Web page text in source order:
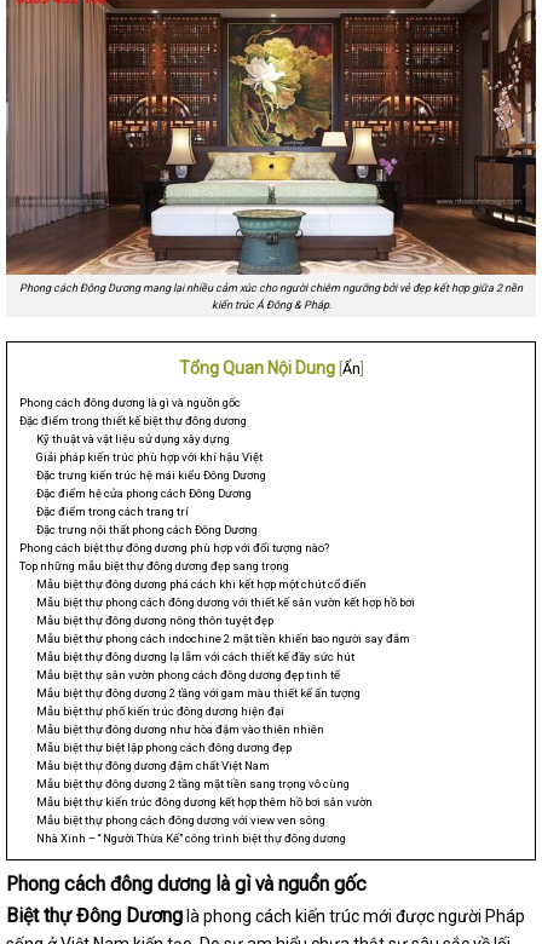
Phong cách Đông Dương mang lại nhiều cảm xúc cho người chiêm ngưỡng bởi vẻ đẹp kết hợp giữa 2 nền
kiến trúc Á Đông & Pháp.
Tổng Quan Nội Dung Ẩn
Phong cách đông dương là gì và nguồn gốc
Đặc điểm trong thiết kế biệt thự đông dương
Kỹ thuật và vật liệu sử dụng xây dựng
Giải pháp kiến trúc phù hợp với khí hậu Việt
Đặc trưng kiến trúc hệ mái kiểu Đông Dương
Đặc điểm hệ cửa phong cách Đông Dương
Đặc điểm trong cách trang trí
Đặc trưng nội thất phong cách Đông Dương
Phong cách biệt thự đông dương phù hợp với đối tượng nào?
Top những mẫu biệt thự đông dương đẹp sang trọng
Mẫu biệt thự đông dương phá cách khi kết hợp một chút cổ điển
Mẫu biệt thự phong cách đông dương với thiết kế sân vườn kết hợp hồ bơi
Mẫu biệt thự đông dương nông thôn tuyệt đẹp
Mẫu biệt thự phong cách indochine 2 mặt tiền khiến bao người say đắm
Mẫu biệt thự đông dương lạ lẫm với cách thiết kế đầy sức hút
Mẫu biệt thự sân vườn phong cách đông dương đẹp tinh tế
Mẫu biệt thự đông dương 2 tầng với gam màu thiết kế ấn tượng
Mẫu biệt thự phố kiến trúc đông dương hiện đại
Mẫu biệt thự đông dương như hòa đậm vào thiên nhiên
Mẫu biệt thự biệt lập phong cách đông dương đẹp
Mẫu biệt thự đông dương đậm chất Việt Nam
Mẫu biệt thự đông dương 2 tầng mặt tiền sang trọng vô cùng
Mẫu biệt thự kiến trúc đông dương kết hợp thêm hồ bơi sân vườn
Mẫu biệt thự phong cách đông dương với view ven sông
Nhà Xinh – “ Người Thừa Kế” công trình biệt thự đông dương
Phong cách đông dương là gì và nguồn gốc
Biệt thự Đông Dương là phong cách kiến trúc mới được người Pháp